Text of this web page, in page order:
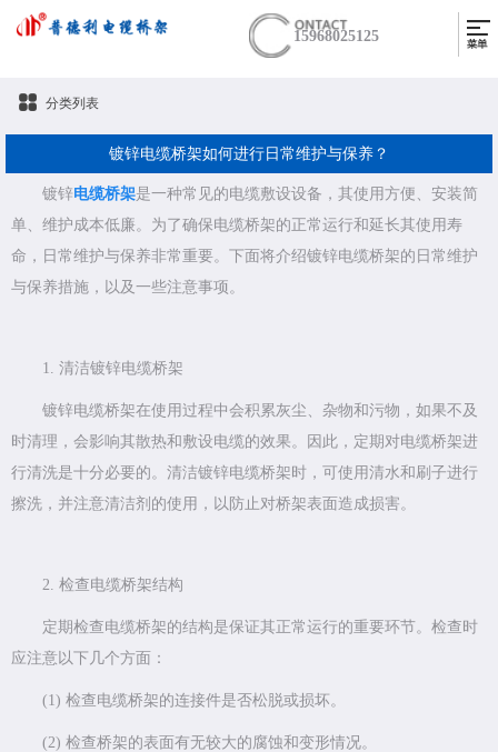
15968025125
分类列表
镀锌电缆桥架如何进行日常维护与保养？
镀锌电缆桥架是一种常见的电缆敷设设备，其使用方便、安装简
单、维护成本低廉。为了确保电缆桥架的正常运行和延长其使用寿
命，日常维护与保养非常重要。下面将介绍镀锌电缆桥架的日常维护
与保养措施，以及一些注意事项。
1. 清洁镀锌电缆桥架
镀锌电缆桥架在使用过程中会积累灰尘、杂物和污物，如果不及
时清理，会影响其散热和敷设电缆的效果。因此，定期对电缆桥架进
行清洗是十分必要的。清洁镀锌电缆桥架时，可使用清水和刷子进行
擦洗，并注意清洁剂的使用，以防止对桥架表面造成损害。
2. 检查电缆桥架结构
定期检查电缆桥架的结构是保证其正常运行的重要环节。检查时
应注意以下几个方面：
(1) 检查电缆桥架的连接件是否松脱或损坏。
(2) 检查桥架的表面有无较大的腐蚀和变形情况。